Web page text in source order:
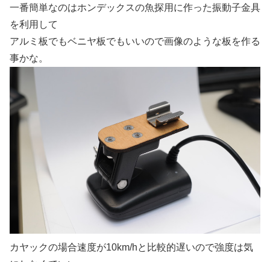
一番簡単なのはホンデックスの魚探用に作った振動子金具
を利用して
アルミ板でもベニヤ板でもいいので画像のような板を作る
事かな。
カヤックの場合速度が10km/hと比較的遅いので強度は気